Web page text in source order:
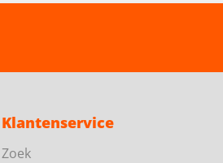
Klantenservice
Zoek